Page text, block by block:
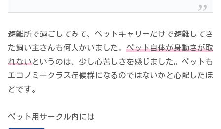
避難所で過ごしてみて、ペットキャリーだけで避難してき
た飼い主さんも何人かいました。 ペット自体が身動きが取
れないというのは、少し心苦しさを感じました。ペットも
エコノミークラス症候群になるのではないかと心配したほ
どです。
ペット用サークル内には